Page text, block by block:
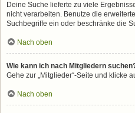
Deine Suche lieferte zu viele
nicht verarbeiten. Benutze die
Suchbegriffe ein oder beschränke die
Nach oben
Wie kann ich nach Mitgliedern
Gehe zur „Mitglieder“-Seite und klicke
Nach oben